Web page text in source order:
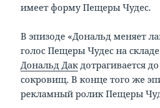
имеет форму Пещеры Чудес.
В эпизоде «Дональд меняет
голос Пещеры Чудес на
Дональд Дак дотрагивается
сокровищ. В конце того же
рекламный ролик Пещеры